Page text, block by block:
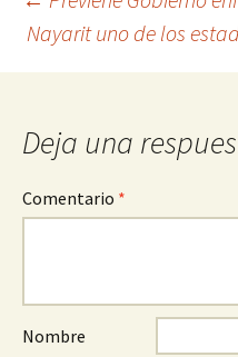
entrada
Nayarit uno de los
Deja una
Comentario *
Nombre